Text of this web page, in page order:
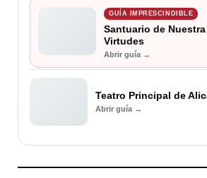
GUÍA IMPRESCINDIBLE
Santuario de
Virtudes
Abrir guía →
Teatro Principal de
Abrir guía →